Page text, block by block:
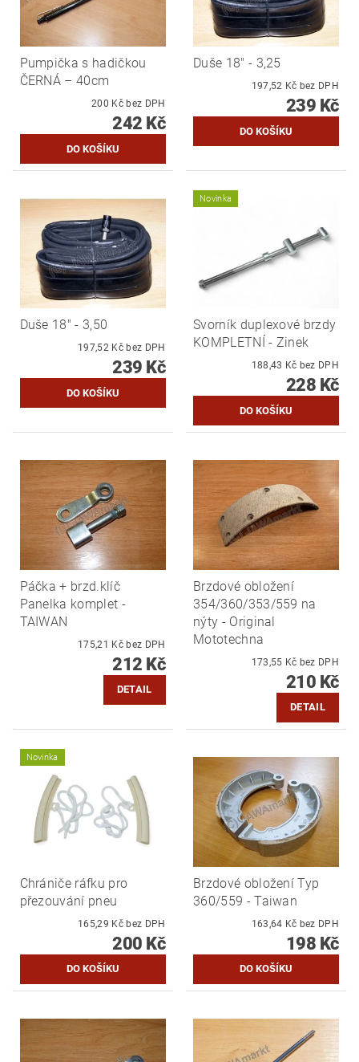
Pumpička s hadičkou
ČERNÁ – 40cm
200 Kč bez DPH
242 Kč
Duše 18" - 3,25
197,52 Kč bez DPH
239 Kč
Duše 18" - 3,50
197,52 Kč bez DPH
239 Kč
Novinka
Svorník duplexové brzdy
KOMPLETNÍ - Zinek
188,43 Kč bez DPH
228 Kč
Páčka + brzd.klíč
Panelka komplet -
TAIWAN
175,21 Kč bez DPH
212 Kč
DETAIL
Brzdové obložení
354/360/353/559 na
nýty - Original
Mototechna
173,55 Kč bez DPH
210 Kč
DETAIL
Novinka
Chrániče ráfku pro
přezouvání pneu
165,29 Kč bez DPH
200 Kč
Brzdové obložení Typ
360/559 - Taiwan
163,64 Kč bez DPH
198 Kč